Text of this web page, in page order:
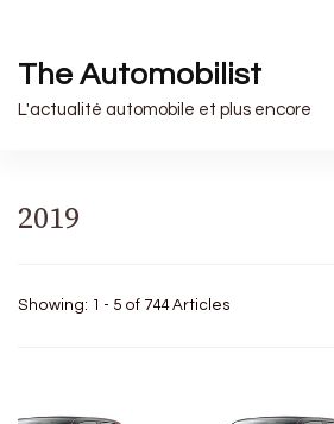
The Automobilist
L'actualité automobile et plus encore
2019
Showing: 1 - 5 of 744 Articles